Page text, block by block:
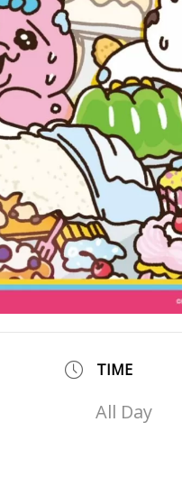
TIME
All Day